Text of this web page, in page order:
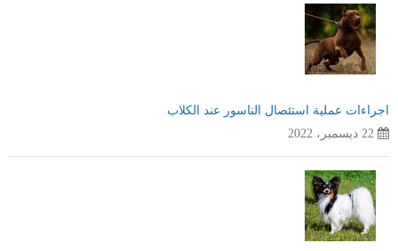
اجراءات عملية استئصال الناسور عند الكلاب
22 ديسمبر، 2022